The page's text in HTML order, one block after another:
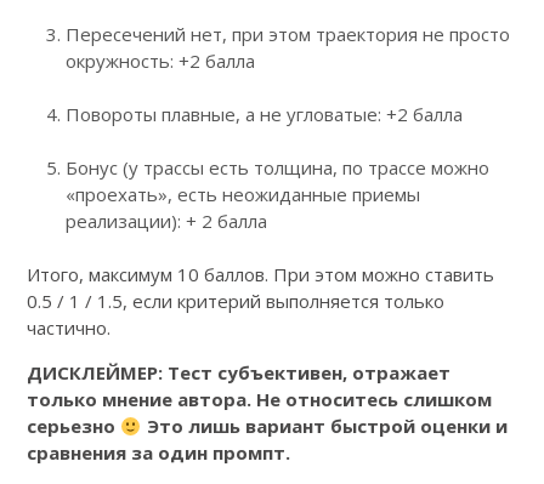
Пересечений нет, при этом траектория не просто
окружность: +2 балла
Повороты плавные, а не угловатые: +2 балла
Бонус (у трассы есть толщина, по трассе можно
«проехать», есть неожиданные приемы
реализации): + 2 балла
Итого, максимум 10 баллов. При этом можно ставить
0.5 / 1 / 1.5, если критерий выполняется только
частично.
ДИСКЛЕЙМЕР: Тест субъективен, отражает
только мнение автора. Не относитесь слишком
серьезно
Это лишь вариант быстрой оценки и
сравнения за один промпт.